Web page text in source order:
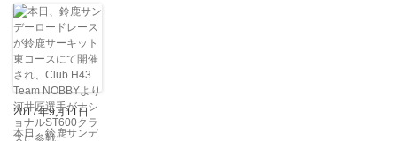
2017年9月11日
本日、鈴鹿サンデ